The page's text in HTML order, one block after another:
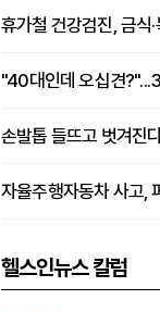
헬스인뉴스 칼럼